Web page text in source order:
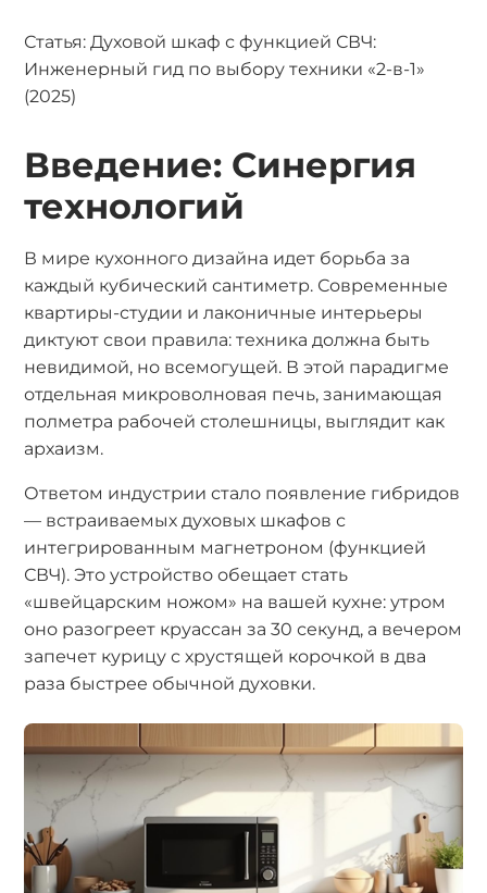
Статья: Духовой шкаф с функцией СВЧ:
Инженерный гид по выбору техники «2-в-1»
(2025)
Введение: Синергия
технологий
В мире кухонного дизайна идет борьба за
каждый кубический сантиметр. Современные
квартиры-студии и лаконичные интерьеры
диктуют свои правила: техника должна быть
невидимой, но всемогущей. В этой парадигме
отдельная микроволновая печь, занимающая
полметра рабочей столешницы, выглядит как
архаизм.
Ответом индустрии стало появление гибридов
— встраиваемых духовых шкафов с
интегрированным магнетроном (функцией
СВЧ). Это устройство обещает стать
«швейцарским ножом» на вашей кухне: утром
оно разогреет круассан за 30 секунд, а вечером
запечет курицу с хрустящей корочкой в два
раза быстрее обычной духовки.